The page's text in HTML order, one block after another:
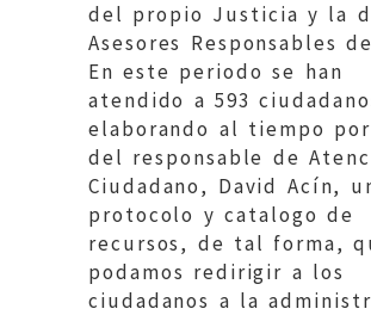
del propio Justicia y la
Asesores Responsables
En este periodo se han
atendido a 593
elaborando al tiempo
del responsable de
Ciudadano, David Acín,
protocolo y catalogo de
recursos, de tal forma,
podamos redirigir a los
ciudadanos a la